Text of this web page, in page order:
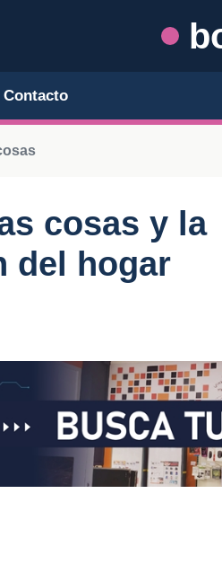
Contacto
cosas y la
del hogar